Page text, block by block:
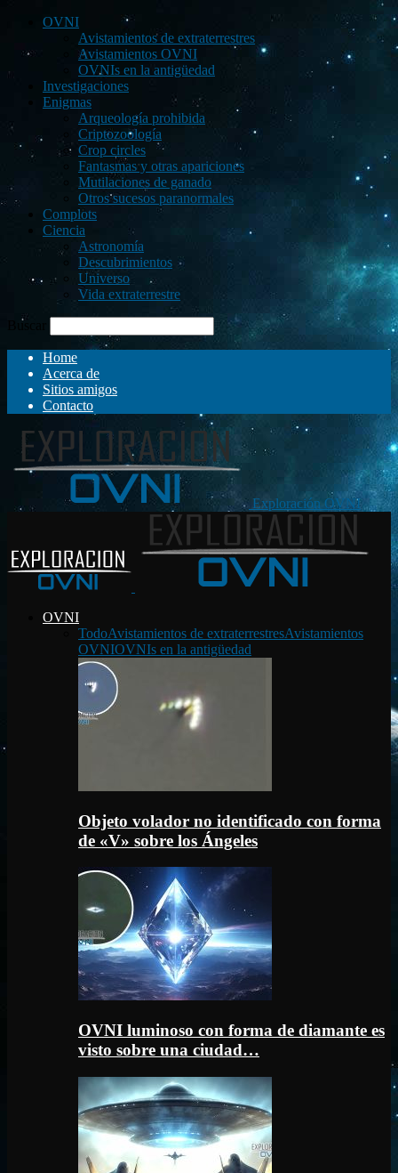
OVNI
Avistamientos de extraterrestres
Avistamientos OVNI
OVNIs en la antigüedad
Investigaciones
Enigmas
Arqueología prohibida
Criptozoología
Crop circles
Fantasmas y otras apariciones
Mutilaciones de ganado
Otros sucesos paranormales
Complots
Ciencia
Astronomía
Descubrimientos
Universo
Vida extraterrestre
Buscar
Home
Acerca de
Sitios amigos
Contacto
Exploración OVNI
OVNI
TodoAvistamientos de extraterrestresAvistamientos
OVNIOVNIs en la antigüedad
Objeto volador no identificado con forma
de «V» sobre los Ángeles
OVNI luminoso con forma de diamante es
visto sobre una ciudad…